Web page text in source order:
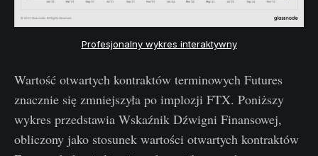
Profesjonalny wykres interaktywny
Wartość otwartych kontraktów terminowych Futures
znacznie się zmniejszyła po implozji FTX. Poniższy
wykres przedstawia Wskaźnik Dźwigni Finansowej,
obliczony jako stosunek wartości otwartych kontraktów